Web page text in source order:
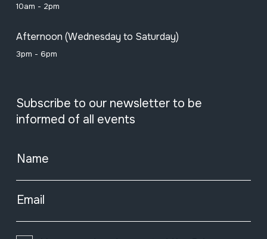
10am - 2pm
Afternoon (Wednesday to Saturday)
3pm - 6pm
Subscribe to our newsletter to be
informed of all events
Name
Email